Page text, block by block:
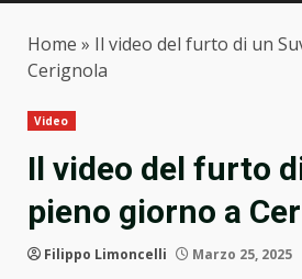
Home » Il video del furto di un
Cerignola
Video
Il video del furto
pieno giorno a
Filippo Limoncelli Marzo 25, 2025